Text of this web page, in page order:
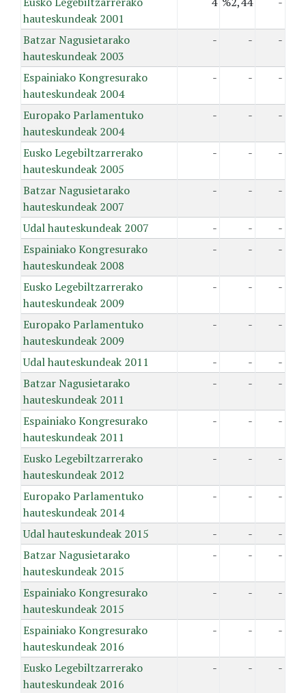
hauteskundeak 2001
Batzar Nagusietarako
hauteskundeak 2003
- - -
Espainiako Kongresurako
hauteskundeak 2004
- - -
Europako Parlamentuko
hauteskundeak 2004
- - -
Eusko Legebiltzarrerako
hauteskundeak 2005
- - -
Batzar Nagusietarako
hauteskundeak 2007
- - -
Udal hauteskundeak 2007 - -
-
Espainiako Kongresurako
hauteskundeak 2008
- - -
Eusko Legebiltzarrerako
hauteskundeak 2009
- - -
Europako Parlamentuko
hauteskundeak 2009
- - -
Udal hauteskundeak 2011 - -
-
Batzar Nagusietarako
hauteskundeak 2011
- - -
Espainiako Kongresurako
hauteskundeak 2011
- - -
Eusko Legebiltzarrerako
hauteskundeak 2012
- - -
Europako Parlamentuko
hauteskundeak 2014
- - -
Udal hauteskundeak 2015 - -
-
Batzar Nagusietarako
hauteskundeak 2015
- - -
Espainiako Kongresurako
hauteskundeak 2015
- - -
Espainiako Kongresurako
hauteskundeak 2016
- - -
Eusko Legebiltzarrerako
hauteskundeak 2016
- - -